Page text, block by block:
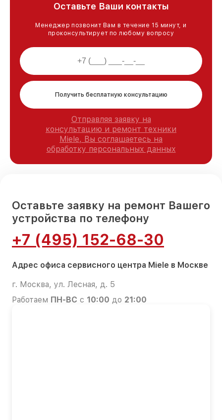
Оставьте Ваши контакты
Менеджер позвонит Вам в течение 15 минут, и
проконсультирует по любому вопросу
Получить бесплатную консультацию
Отправляя заявку на
консультацию и ремонт техники
Miele, Вы соглашаетесь на
обработку персональных данных
Оставьте заявку на ремонт Вашего
устройства по телефону
+7 (495) 152-68-30
Адрес офиса сервисного центра Miele в Москве
г. Москва, ул. Лесная, д. 5
Работаем ПН-ВС с 10:00 до 21:00